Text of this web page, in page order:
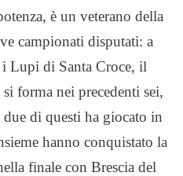
è un veterano della
campionati disputati: a
Lupi di Santa Croce, il
forma nei precedenti sei,
di questi ha giocato in
hanno conquistato la
finale con Brescia del